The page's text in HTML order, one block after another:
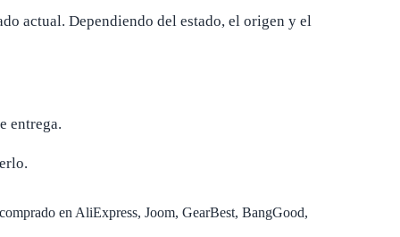
actual. Dependiendo del estado, el origen y el
entrega.
en AliExpress, Joom, GearBest, BangGood,